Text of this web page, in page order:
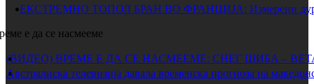
ЕКСТРЕМНО ТОПОЛ БРАН ВО ФРАНЦИЈА: Измерени дури
е да се насмееме
(ВИДЕО) ВРЕМЕ Е ДА СЕ НАСМЕЕМЕ: СНЕГ ШИБА –
Австралиска телевизија давала временска прогноза на